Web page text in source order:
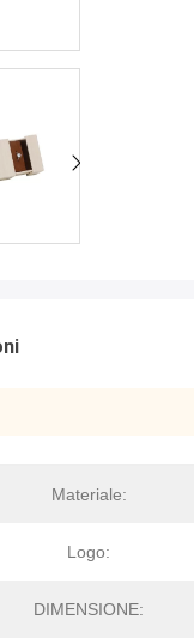
Materiale:
Logo:
DIMENSIONE: